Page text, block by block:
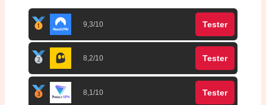
9,3/10 Tester
8,2/10 Tester
8,1/10 Tester